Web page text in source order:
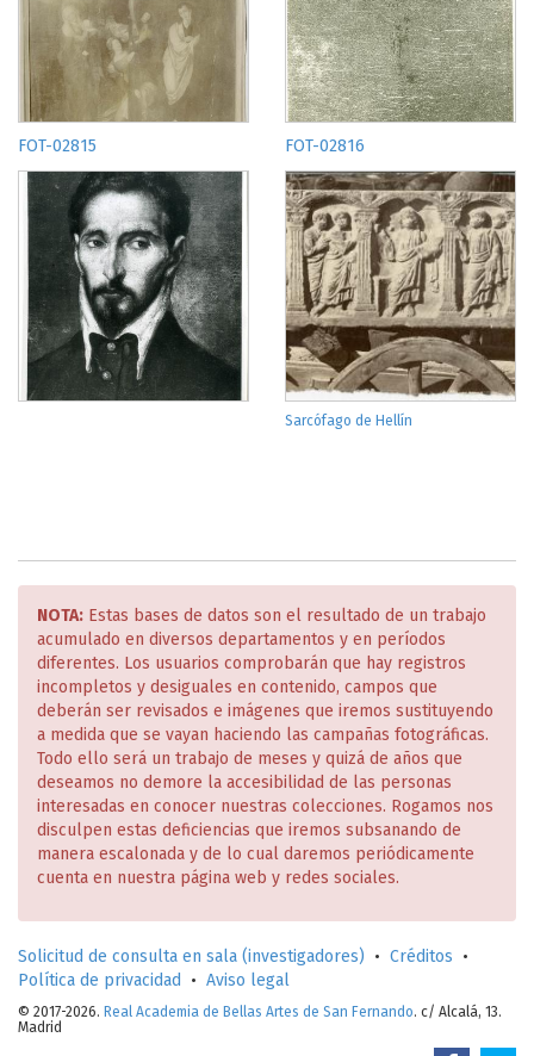
FOT-02815 FOT-02816
Sarcófago de Hellín
NOTA: Estas bases de datos son el resultado de un trabajo
acumulado en diversos departamentos y en períodos
diferentes. Los usuarios comprobarán que hay registros
incompletos y desiguales en contenido, campos que
deberán ser revisados e imágenes que iremos sustituyendo
a medida que se vayan haciendo las campañas fotográficas.
Todo ello será un trabajo de meses y quizá de años que
deseamos no demore la accesibilidad de las personas
interesadas en conocer nuestras colecciones. Rogamos nos
disculpen estas deficiencias que iremos subsanando de
manera escalonada y de lo cual daremos periódicamente
cuenta en nuestra página web y redes sociales.
Solicitud de consulta en sala (investigadores) • Créditos •
Política de privacidad
• Aviso legal
© 2017-2026. Real Academia de Bellas Artes de San Fernando. c/ Alcalá, 13.
Madrid